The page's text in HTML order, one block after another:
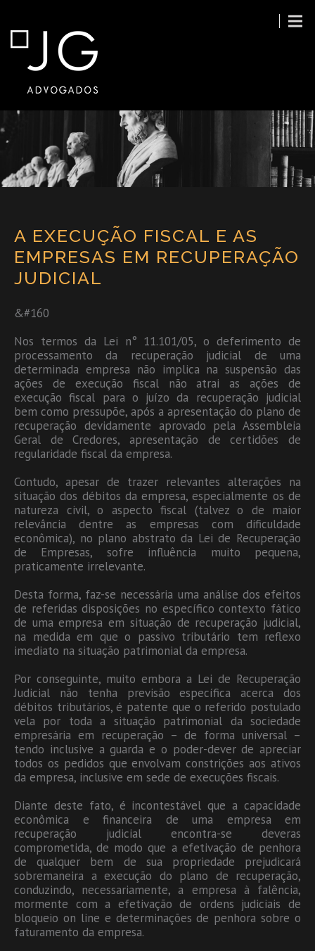
A EXECUÇÃO FISCAL E AS
EMPRESAS EM RECUPERAÇÃO
JUDICIAL
&#160
Nos termos da Lei n° 11.101/05, o deferimento de
processamento da recuperação judicial de uma
determinada empresa não implica na suspensão das
ações de execução fiscal não atrai as ações de
execução fiscal para o juízo da recuperação judicial
bem como pressupõe, após a apresentação do plano de
recuperação devidamente aprovado pela Assembleia
Geral de Credores, apresentação de certidões de
regularidade fiscal da empresa.
Contudo, apesar de trazer relevantes alterações na
situação dos débitos da empresa, especialmente os de
natureza civil, o aspecto fiscal (talvez o de maior
relevância dentre as empresas com dificuldade
econômica), no plano abstrato da Lei de Recuperação
de Empresas, sofre influência muito pequena,
praticamente irrelevante.
Desta forma, faz-se necessária uma análise dos efeitos
de referidas disposições no específico contexto fático
de uma empresa em situação de recuperação judicial,
na medida em que o passivo tributário tem reflexo
imediato na situação patrimonial da empresa.
Por conseguinte, muito embora a Lei de Recuperação
Judicial não tenha previsão específica acerca dos
débitos tributários, é patente que o referido postulado
vela por toda a situação patrimonial da sociedade
empresária em recuperação – de forma universal –
tendo inclusive a guarda e o poder-dever de apreciar
todos os pedidos que envolvam constrições aos ativos
da empresa, inclusive em sede de execuções fiscais.
Diante deste fato, é incontestável que a capacidade
econômica e financeira de uma empresa em
recuperação judicial encontra-se deveras
comprometida, de modo que a efetivação de penhora
de qualquer bem de sua propriedade prejudicará
sobremaneira a execução do plano de recuperação,
conduzindo, necessariamente, a empresa à falência,
mormente com a efetivação de ordens judiciais de
bloqueio on line e determinações de penhora sobre o
faturamento da empresa.